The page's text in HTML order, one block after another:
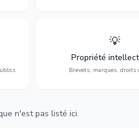
💡
Propriété
Brevets, marques, droits
Protection de vos
marques, droits d'auteur et
contrefaçon.
n'est pas listé ici.